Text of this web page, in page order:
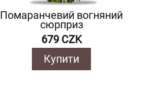
Помаранчевий вогняний
сюрприз
679 CZK
Купити